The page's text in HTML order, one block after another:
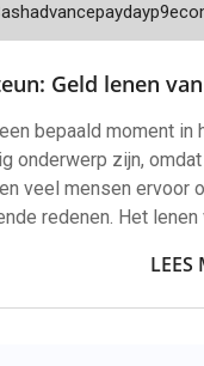
Geld lenen
bepaald moment in
onderwerp zijn,
veel mensen ervoor
redenen. Het
LEES